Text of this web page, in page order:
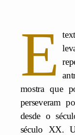
E
mostra que
perseveram
desde o
século XX.